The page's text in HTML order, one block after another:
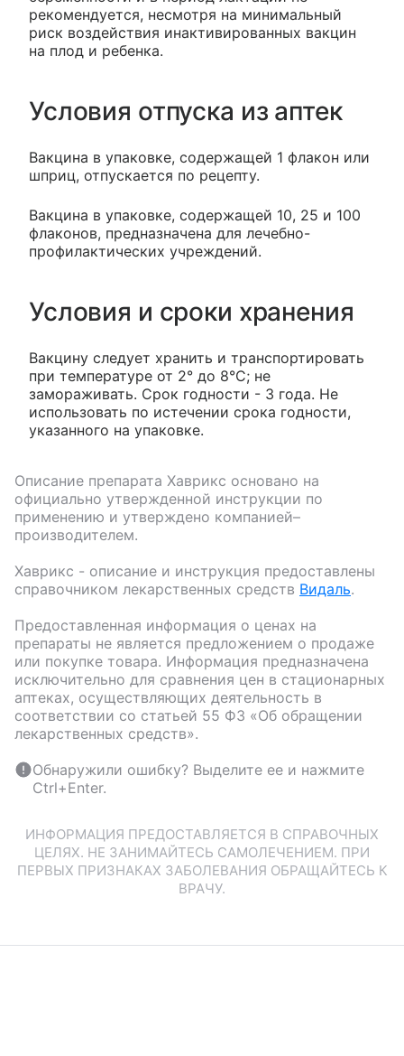
рекомендуется, несмотря на минимальный
риск воздействия инактивированных вакцин
на плод и ребенка.
Условия отпуска из аптек
Вакцина в упаковке, содержащей 1 флакон или
шприц, отпускается по рецепту.
Вакцина в упаковке, содержащей 10, 25 и 100
флаконов, предназначена для лечебно-
профилактических учреждений.
Условия и сроки хранения
Вакцину следует хранить и транспортировать
при температуре от 2° до 8°C; не
замораживать. Срок годности - 3 года. Не
использовать по истечении срока годности,
указанного на упаковке.
Описание препарата Хаврикс основано на
официально утвержденной инструкции по
применению и утверждено компанией–
производителем.
Хаврикс - описание и инструкция предоставлены
справочником лекарственных средств Видаль.
Предоставленная информация о ценах на
препараты не является предложением о продаже
или покупке товара. Информация предназначена
исключительно для сравнения цен в стационарных
аптеках, осуществляющих деятельность в
соответствии со статьей 55 ФЗ «Об обращении
лекарственных средств».
Обнаружили ошибку? Выделите ее и нажмите
Ctrl+Enter.
ИНФОРМАЦИЯ ПРЕДОСТАВЛЯЕТСЯ В СПРАВОЧНЫХ
ЦЕЛЯХ. НЕ ЗАНИМАЙТЕСЬ САМОЛЕЧЕНИЕМ. ПРИ
ПЕРВЫХ ПРИЗНАКАХ ЗАБОЛЕВАНИЯ ОБРАЩАЙТЕСЬ К
ВРАЧУ.